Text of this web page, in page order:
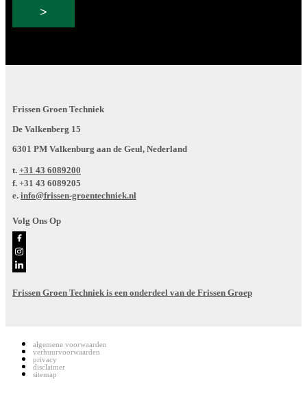
Frissen Groen Techniek
De Valkenberg 15
6301 PM Valkenburg aan de Geul, Nederland
t. +31 43 6089200
f. +31 43 6089205
e. info@frissen-groentechniek.nl
Volg Ons Op
Frissen Groen Techniek is een onderdeel van de Frissen Groep
algemene voorwaarden
verhuurvoorwaarden
privacy
disclaimer
sitemap